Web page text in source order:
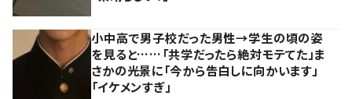
小中高で男子校だった男性→学生の頃の姿
を見ると……「共学だったら絶対モテてた」ま
さかの光景に「今から告白しに向かいます」
「イケメンすぎ」